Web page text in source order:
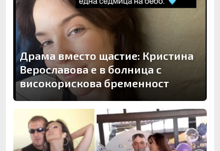
Драма вместо щастие: Кристина
Верославова е в болница с
високорискова бременност